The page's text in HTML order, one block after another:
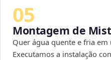
05
Montagem de
Quer água quente e fria em
Executamos a instalação